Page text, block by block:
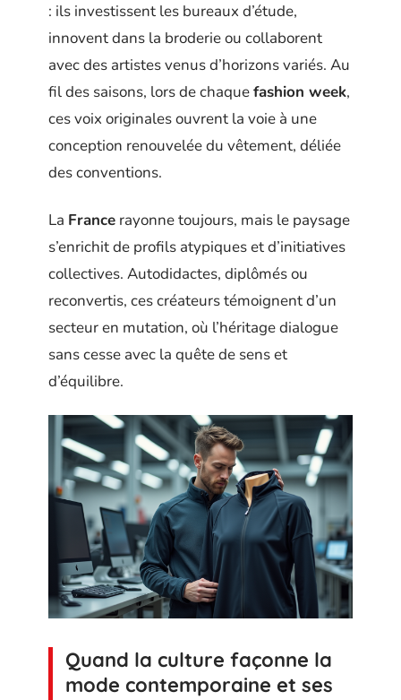
: ils investissent les bureaux d’étude,
innovent dans la broderie ou collaborent
avec des artistes venus d’horizons variés. Au
fil des saisons, lors de chaquefashion week,
ces voix originales ouvrent la voie à une
conception renouvelée du vêtement, déliée
des conventions.
La France rayonne toujours, mais le paysage
s’enrichit de profils atypiques et d’initiatives
collectives. Autodidactes, diplômés ou
reconvertis, ces créateurs témoignent d’un
secteur en mutation, où l’héritage dialogue
sans cesse avec la quête de sens et
d’équilibre.
Quand la culture façonne la
mode contemporaine et ses